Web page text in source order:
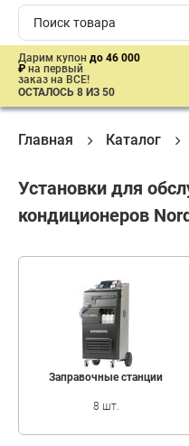
Дарим купон до 46 000
₽ на первый
заказ на ВСЕ!
ОСТАЛОСЬ 8 ИЗ 50
Главная Каталог
Установки для
кондиционеров
Заправочные станции
8 шт.